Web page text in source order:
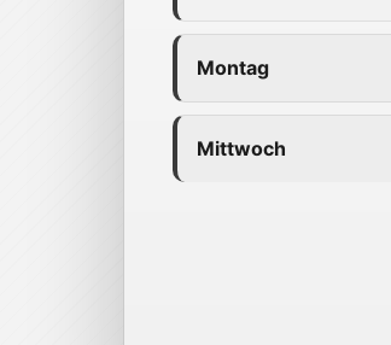
Montag
Mittwoch